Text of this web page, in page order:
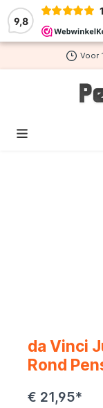
9,8
hoofdinhoud
Voor
da Vinci
Rond
€ 21,95*